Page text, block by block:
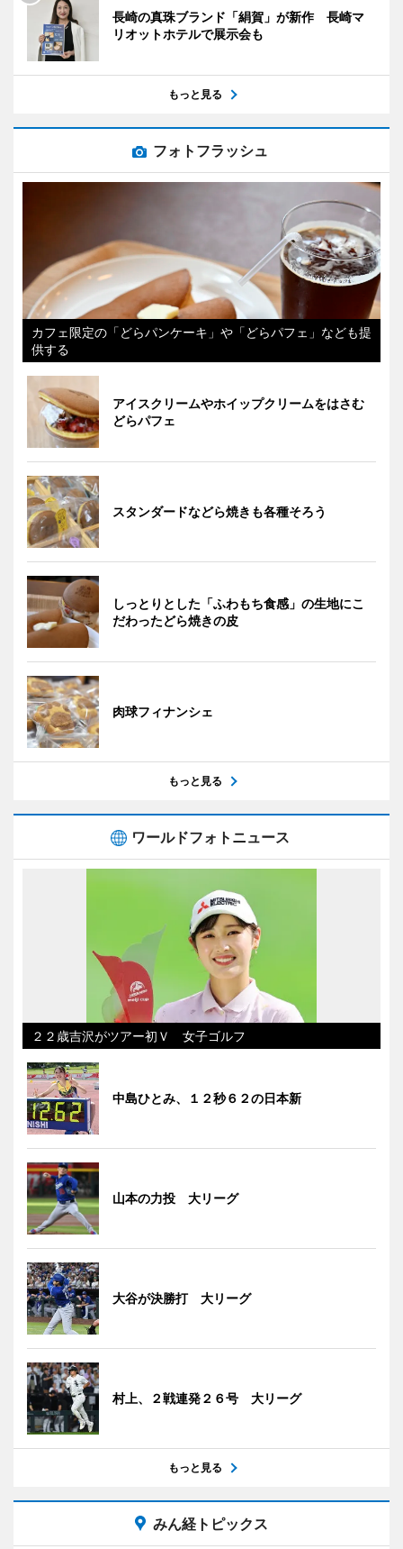
長崎の真珠ブランド「絹賀」が新作 長崎マ
リオットホテルで展示会も
もっと見る
フォトフラッシュ
カフェ限定の「どらパンケーキ」や「どらパフェ」なども提
供する
アイスクリームやホイップクリームをはさむ
どらパフェ
スタンダードなどら焼きも各種そろう
しっとりとした「ふわもち食感」の生地にこ
だわったどら焼きの皮
肉球フィナンシェ
もっと見る
ワールドフォトニュース
２２歳吉沢がツアー初Ｖ 女子ゴルフ
中島ひとみ、１２秒６２の日本新
山本の力投 大リーグ
大谷が決勝打 大リーグ
村上、２戦連発２６号 大リーグ
もっと見る
みん経トピックス